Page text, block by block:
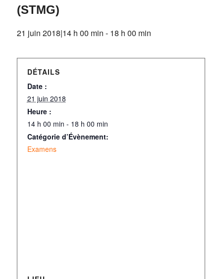
(STMG)
21 juin 2018|14 h 00 min - 18 h 00 min
DÉTAILS
Date :
21 juin 2018
Heure :
14 h 00 min - 18 h 00 min
Catégorie d’Évènement:
Examens